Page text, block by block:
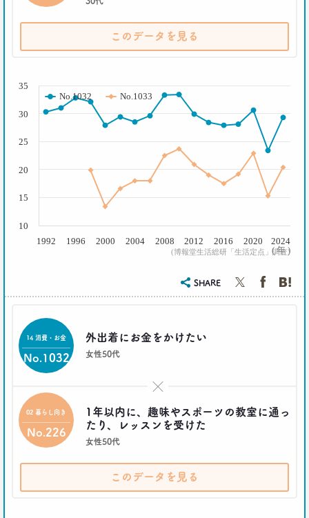
生活総研 主席研究員
2021.02.09
--日経クロストレンド 連載②--
生活総研 上席研究員/コピーライター
「43歳からおじさん」が調査で判明！
「7つの特徴」を大分析
--日経クロストレンド 連載①--
生活総研 上席研究員/コピーライター
大分違う｢本気コスプレイヤー｣の世界
生活総研 上席研究員/コピーライター
2019.08.28
日本人男性の｢寿司･ラーメン離れ｣
意外な実態
生活総研 上席研究員/コピーライター
前沢 裕文
2019.04.15
20代4人が語る｢平成の恋愛｣への強烈な違和感
生活総研 上席研究員
このデータを見る
( 年 )
(博報堂生活総研「生活定点」調査)
No.1032 No.1033
1992 1996 2000 2004 2008 2012 2016 2020 2024
30
10
15
20
25
35
SHARE
外出着にお金をかけたい
女性50代
14 消費・お金
No.1032
1年以内に、趣味やスポーツの教室に通っ
たり、レッスンを受けた
女性50代
02 暮らし向き
No.226
このデータを見る